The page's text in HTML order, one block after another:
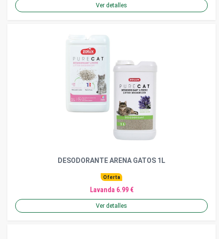
Ver detalles
DESODORANTE ARENA GATOS 1L
Oferta
Lavanda 6.99 €
Ver detalles